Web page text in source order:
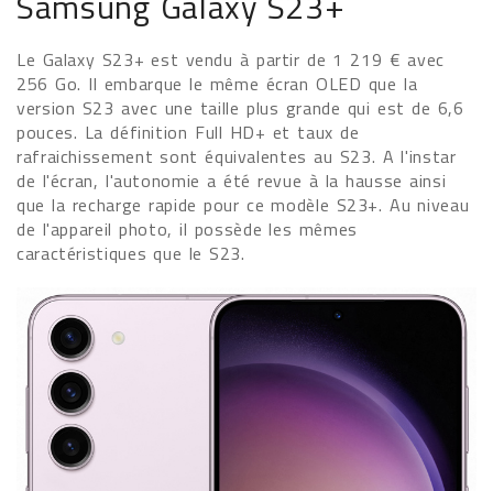
Le Galaxy S23+ est vendu à partir de 1 219 € avec
256 Go. Il embarque le même écran OLED que la
version S23 avec une taille plus grande qui est de 6,6
pouces. La définition Full HD+ et taux de
rafraichissement sont équivalentes au S23. A l'instar
de l'écran, l'autonomie a été revue à la hausse ainsi
que la recharge rapide pour ce modèle S23+. Au niveau
de l'appareil photo, il possède les mêmes
caractéristiques que le S23.